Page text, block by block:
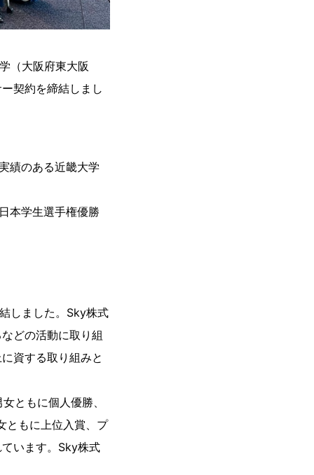
（大阪府東大阪
契約を締結しまし
績のある近畿大学
本学生選手権優勝
しました。Sky株式
どの活動に取り組
資する取り組みと
ともに個人優勝、
ともに上位入賞、プ
います。Sky株式